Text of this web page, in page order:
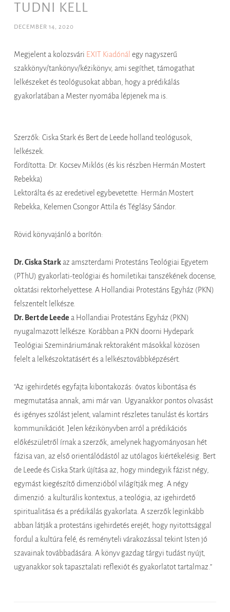
TUDNI KELL
DECEMBER 14, 2020
Megjelent a kolozsvári EXIT Kiadónál egy nagyszerű
szakkönyv/tankönyv/kézikönyv, ami segíthet, támogathat
lelkészeket és teológusokat abban, hogy a prédikálás
gyakorlatában a Mester nyomába lépjenek ma is.
Szerzők: Ciska Stark és Bert de Leede holland teológusok,
lelkészek.
Fordította: Dr. Kocsev Miklós (és kis részben Hermán Mostert
Rebekka)
Lektorálta és az eredetivel egybevetette: Hermán Mostert
Rebekka, Kelemen Csongor Attila és Téglásy Sándor.
Rövid könyvajánló a borítón:
Dr. Ciska Starkaz amszterdami Protestáns Teológiai Egyetem
(PThU) gyakorlati-teológiai és homiletikai tanszékének docense,
oktatási rektorhelyettese. A Hollandiai Protestáns Egyház (PKN)
felszentelt lelkésze.
Dr. Bert de Leede a Hollandiai Protestáns Egyház (PKN)
nyugalmazott lelkésze. Korábban a PKN doorni Hydepark
Teológiai Szemináriumának rektoraként másokkal közösen
felelt a lelkészoktatásért és a lelkésztovábbképzésért.
“Az igehirdetés egyfajta kibontakozás: óvatos kibontása és
megmutatása annak, ami már van. Ugyanakkor pontos olvasást
és igényes szólást jelent, valamint részletes tanulást és kortárs
kommunikációt. Jelen kézikönyvben arról a prédikációs
előkészületről írnak a szerzők, amelynek hagyományosan hét
fázisa van, az első orientálódástól az utólagos kiértékelésig. Bert
de Leede és Ciska Stark újítása az, hogy mindegyik fázist négy,
egymást kiegészítő dimenzióból világítják meg. A négy
dimenzió: a kulturális kontextus, a teológia, az igehirdető
spiritualitása és a prédikálás gyakorlata. A szerzők leginkább
abban látják a protestáns igehirdetés erejét, hogy nyitottsággal
fordul a kultúra felé, és reményteli várakozással tekint Isten jó
szavainak továbbadására. A könyv gazdag tárgyi tudást nyújt,
ugyanakkor sok tapasztalati reflexiót és gyakorlatot tartalmaz.”